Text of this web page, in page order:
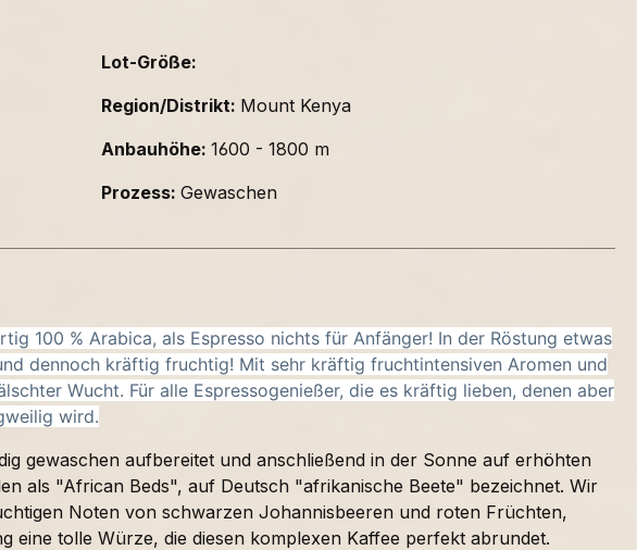
Lot-Größe:
Region/Distrikt: Mount Kenya
Anbauhöhe: 1600 - 1800 m
Prozess: Gewaschen
100 % Arabica, als Espresso nichts für Anfänger! In der Röstung etwas
dennoch kräftig fruchtig! Mit sehr kräftig fruchtintensiven Aromen und
Wucht. Für alle Espressogenießer, die es kräftig lieben, denen aber
wird.
gewaschen aufbereitet und anschließend in der Sonne auf erhöhten
als "African Beds", auf Deutsch "afrikanische Beete" bezeichnet. Wir
Noten von schwarzen Johannisbeeren und roten Früchten,
eine tolle Würze, die diesen komplexen Kaffee perfekt abrundet.